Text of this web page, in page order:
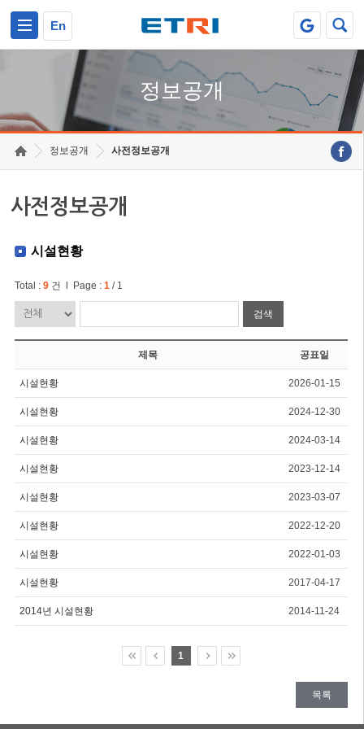
En
정보공개
정보공개 사전정보공개
사전정보공개
시설현황
Total : 9건 l Page : 1/ 1
검색
제목 공표일
시설현황 2026-01-15
시설현황 2024-12-30
시설현황 2024-03-14
시설현황 2023-12-14
시설현황 2023-03-07
시설현황 2022-12-20
시설현황 2022-01-03
시설현황 2017-04-17
2014년 시설현황 2014-11-24
1
목록